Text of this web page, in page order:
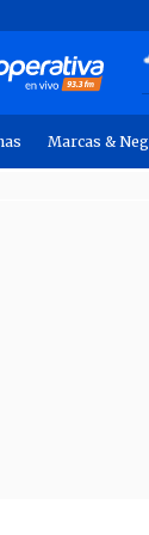
Marcas &